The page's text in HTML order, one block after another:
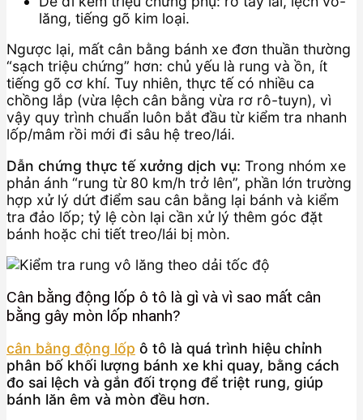
lăng, tiếng gõ kim loại.
Ngược lại, mất cân bằng bánh xe đơn thuần thường
“sạch triệu chứng” hơn: chủ yếu là rung và ồn, ít
tiếng gõ cơ khí. Tuy nhiên, thực tế có nhiều ca
chồng lắp (vừa lệch cân bằng vừa rơ rô-tuyn), vì
vậy quy trình chuẩn luôn bắt đầu từ kiểm tra nhanh
lốp/mâm rồi mới đi sâu hệ treo/lái.
Dẫn chứng thực tế xưởng dịch vụ: Trong nhóm xe
phản ánh “rung từ 80 km/h trở lên”, phần lớn trường
hợp xử lý dứt điểm sau cân bằng lại bánh và kiểm
tra đảo lốp; tỷ lệ còn lại cần xử lý thêm góc đặt
bánh hoặc chi tiết treo/lái bị mòn.
Cân bằng động lốp ô tô là gì và vì sao mất cân
bằng gây mòn lốp nhanh?
cân bằng động lốp ô tô là quá trình hiệu chỉnh
phân bố khối lượng bánh xe khi quay, bằng cách
đo sai lệch và gắn đối trọng để triệt rung, giúp
bánh lăn êm và mòn đều hơn.